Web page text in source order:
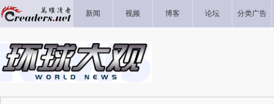
新闻 视频 博客 论坛 分类广告